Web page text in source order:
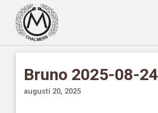
Bruno 2025-08-24
augusti 20, 2025